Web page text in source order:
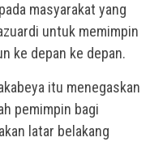
masyarakat yang
untuk memimpin
ke depan ke depan.
itu menegaskan
pemimpin bagi
latar belakang